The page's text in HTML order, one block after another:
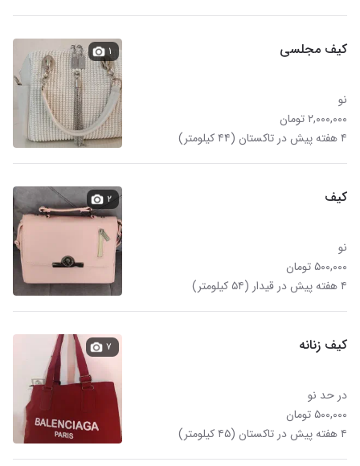
کیف مجلسی
نو
۲,۰۰۰,۰۰۰ تومان
۴ هفته پیش در تاکستان (۴۴ کیلومتر)
۱
کیف
نو
۵۰۰,۰۰۰ تومان
۴ هفته پیش در قیدار (۵۴ کیلومتر)
۲
کیف زنانه
در حد نو
۵۰۰,۰۰۰ تومان
۴ هفته پیش در تاکستان (۴۵ کیلومتر)
۷